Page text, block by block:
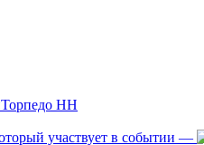
Торпедо НН
—